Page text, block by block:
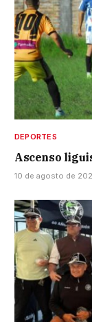
DEPORTES
Ascenso
10 de agosto de